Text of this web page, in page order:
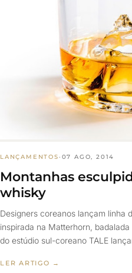
LANÇAMENTOS· 07 AGO, 2014
Montanhas
whisky
Designers coreanos lançam linha
inspirada na Matterhorn,
do estúdio sul-coreano TALE
LER ARTIGO →